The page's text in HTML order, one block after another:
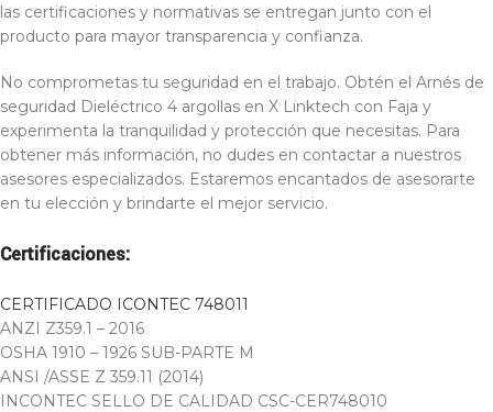
las certificaciones y normativas se entregan junto con el
producto para mayor transparencia y confianza.
No comprometas tu seguridad en el trabajo. Obtén el Arnés de
seguridad Dieléctrico 4 argollas en X Linktech con Faja y
experimenta la tranquilidad y protección que necesitas. Para
obtener más información, no dudes en contactar a nuestros
asesores especializados. Estaremos encantados de asesorarte
en tu elección y brindarte el mejor servicio.
Certificaciones:
CERTIFICADO ICONTEC 748011
ANZI Z359.1 – 2016
OSHA 1910 – 1926 SUB-PARTE M
ANSI /ASSE Z 359.11 (2014)
INCONTEC SELLO DE CALIDAD CSC-CER748010